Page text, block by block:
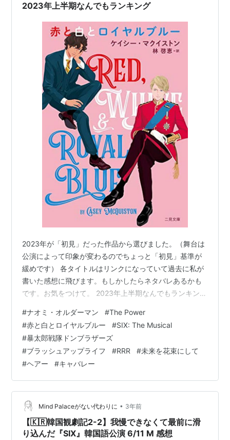
2023年上半期なんでもランキング
2023年が「初見」だった作品から選びました。（舞台は
公演によって印象が変わるのでちょっと「初見」基準が
緩めです） 各タイトルはリンクになっていて過去に私が
書いた感想に飛びます。もしかしたらネタバレあるかも
です。お気をつけて。 2023年上半期なんでもランキング
ケイシー・マクイストン『赤と白とロイヤルブルー』 🎭
식스 더 뮤지컬（SIX: The Musical） 📺 暴太郎戦隊ドン
ブラザーズ 📺 ブラッシュアップライフ 🎞 RRR 🎤
Musical Meets Symphony 2023 "DIVA" 🎤 海宝直人コン
サート『ATT…
#ナオミ・オルダーマン #The Power
#赤と白とロイヤルブルー #SIX: The Musical
#暴太郎戦隊ドンブラザーズ
#ブラッシュアップライフ #RRR #未来を花束にして
#ヘアー #キャバレー
Mind Palaceがない代わりに • 3年前
【🇰🇷韓国観劇記2-2】我慢できなくて最前に滑
り込んだ『SIX』韓国語公演 6/11 M 感想